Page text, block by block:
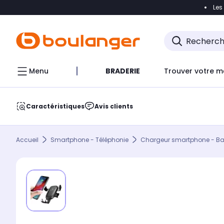
Accéder
Menu BRADERIE Trouver votre
Caractéristiques Avis clients
Accueil Smartphone - Téléphonie Chargeur smartphone -